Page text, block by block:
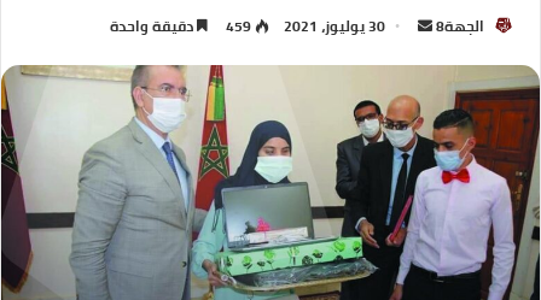
الجهة8 30 يوليوز، 2021 459 دقيقة واحدة